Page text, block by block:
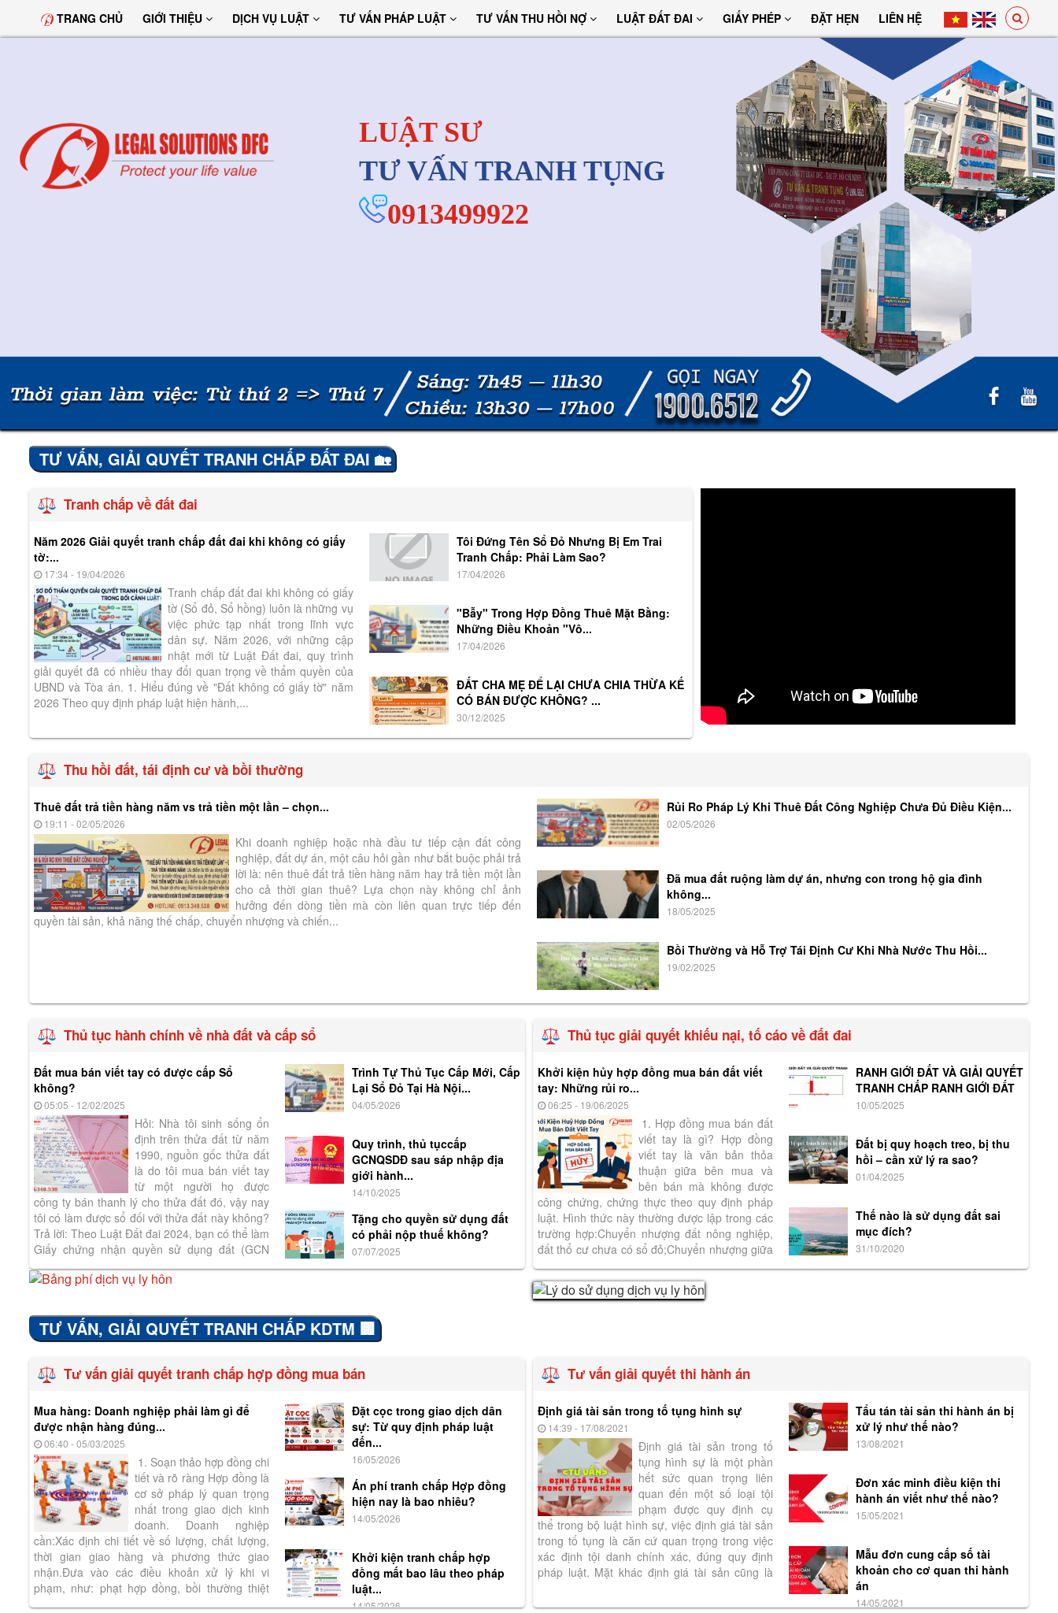
TRANG CHỦ GIỚI THIỆU DỊCH VỤ LUẬT TƯ VẤN PHÁP LUẬT TƯ VẤN THU HỒI NỢ LUẬT ĐẤT ĐAI GIẤY PHÉP ĐẶT HẸN LIÊN HỆ
LUẬT SƯ
TƯ VẤN TRANH TỤNG
0913499922
TƯ VẤN, GIẢI QUYẾT TRANH CHẤP ĐẤT ĐAI 🏡
Tranh chấp về đất đai
Năm 2026 Giải quyết tranh chấp đất đai khi không có giấy
tờ:...
17:34 - 19/04/2026
Tranh chấp đất đai khi không có giấy
tờ (Sổ đỏ, Sổ hồng) luôn là những vụ
việc phức tạp nhất trong lĩnh vực
dân sự. Năm 2026, với những cập
nhật mới từ Luật Đất đai, quy trình
giải quyết đã có nhiều thay đổi quan trọng về thẩm quyền của
UBND và Tòa án. 1. Hiểu đúng về "Đất không có giấy tờ" năm
2026 Theo quy định pháp luật hiện hành,...
Tôi Đứng Tên Sổ Đỏ Nhưng Bị Em Trai
Tranh Chấp: Phải Làm Sao?
17/04/2026
"Bẫy" Trong Hợp Đồng Thuê Mặt Bằng:
Những Điều Khoản "Vô...
17/04/2026
ĐẤT CHA MẸ ĐỂ LẠI CHƯA CHIA THỪA KẾ
CÓ BÁN ĐƯỢC KHÔNG? ...
30/12/2025
Thu hồi đất, tái định cư và bồi thường
Thuê đất trả tiền hàng năm vs trả tiền một lần – chọn...
19:11 - 02/05/2026
Khi doanh nghiệp hoặc nhà đầu tư tiếp cận đất công
nghiệp, đất dự án, một câu hỏi gần như bắt buộc phải trả
lời là: nên thuê đất trả tiền hàng năm hay trả tiền một lần
cho cả thời gian thuê? Lựa chọn này không chỉ ảnh
hưởng đến dòng tiền mà còn liên quan trực tiếp đến
quyền tài sản, khả năng thế chấp, chuyển nhượng và chiến...
Rủi Ro Pháp Lý Khi Thuê Đất Công Nghiệp Chưa Đủ Điều Kiện...
02/05/2026
Đã mua đất ruộng làm dự án, nhưng con trong hộ gia đình
không...
18/05/2025
Bồi Thường và Hỗ Trợ Tái Định Cư Khi Nhà Nước Thu Hồi...
19/02/2025
Thủ tục hành chính về nhà đất và cấp sổ
Đất mua bán viết tay có được cấp Sổ
không?
05:05 - 12/02/2025
Hỏi: Nhà tôi sinh sống ổn
định trên thửa đất từ năm
1990, nguồn gốc thửa đất
là do tôi mua bán viết tay
từ một người họ được
công ty bán thanh lý cho thửa đất đó, vậy nay
tôi có làm được sổ đối với thửa đất này không?
Trả lời: Theo Luật Đất đai 2024, bạn có thể làm
Giấy chứng nhận quyền sử dụng đất (GCN
QSDĐ) cho thửa đất mà...
Trình Tự Thủ Tục Cấp Mới, Cấp
Lại Sổ Đỏ Tại Hà Nội...
04/05/2026
Quy trình, thủ tụccấp
GCNQSDĐ sau sáp nhập địa
giới hành...
14/10/2025
Tặng cho quyền sử dụng đất
có phải nộp thuế không?
07/07/2025
Thủ tục giải quyết khiếu nại, tố cáo về đất đai
Khởi kiện hủy hợp đồng mua bán đất viết
tay: Những rủi ro...
06:25 - 19/06/2025
1. Hợp đồng mua bán đất
viết tay là gì? Hợp đồng
viết tay là văn bản thỏa
thuận giữa bên mua và
bên bán mà không được
công chứng, chứng thực theo quy định pháp
luật. Hình thức này thường được lập trong các
trường hợp:Chuyển nhượng đất nông nghiệp,
đất thổ cư chưa có sổ đỏ;Chuyển nhượng giữa
người thân quen để “tiện...
RANH GIỚI ĐẤT VÀ GIẢI QUYẾT
TRANH CHẤP RANH GIỚI ĐẤT
10/05/2025
Đất bị quy hoạch treo, bị thu
hồi – cần xử lý ra sao?
01/04/2025
Thế nào là sử dụng đất sai
mục đích?
31/10/2020
TƯ VẤN, GIẢI QUYẾT TRANH CHẤP KDTM 🏢
Tư vấn giải quyết tranh chấp hợp đồng mua bán
Mua hàng: Doanh nghiệp phải làm gì để
được nhận hàng đúng...
06:40 - 05/03/2025
1. Soạn thảo hợp đồng chi
tiết và rõ ràng Hợp đồng là
cơ sở pháp lý quan trọng
nhất trong giao dịch kinh
doanh. Doanh nghiệp
cần:Xác định chi tiết về số lượng, chất lượng,
thời gian giao hàng và phương thức giao
nhận.Đưa vào các điều khoản xử lý khi vi
phạm, như: phạt hợp đồng, bồi thường thiệt
Đặt cọc trong giao dịch dân
sự: Từ quy định pháp luật
đến...
16/05/2026
Án phí tranh chấp Hợp đồng
hiện nay là bao nhiêu?
14/05/2026
Khởi kiện tranh chấp hợp
đồng mất bao lâu theo pháp
luật...
14/05/2026
Tư vấn giải quyết thi hành án
Định giá tài sản trong tố tụng hình sự
14:39 - 17/08/2021
Định giá tài sản trong tố
tụng hình sự là một phần
hết sức quan trọng liên
quan đến một số loại tội
phạm được quy định cụ
thể trong bộ luật hình sự, việc định giá tài sản
trong tố tụng là căn cứ quan trọng trong việc
xác định tội danh chính xác, đúng quy định
pháp luật. Mặt khác định giá tài sản cũng là
Tẩu tán tài sản thi hành án bị
xử lý như thế nào?
13/08/2021
Đơn xác minh điều kiện thi
hành án viết như thế nào?
15/05/2021
Mẫu đơn cung cấp số tài
khoản cho cơ quan thi hành
án
14/05/2021